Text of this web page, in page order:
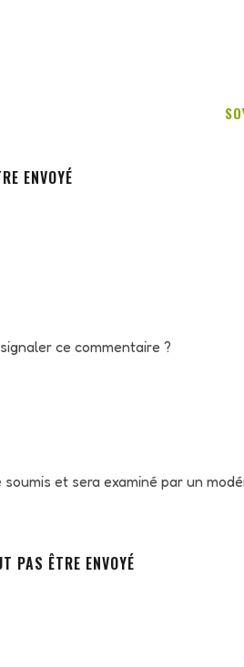
ENVOYÉ
ce commentaire ?
et sera examiné par un
PAS ÊTRE ENVOYÉ